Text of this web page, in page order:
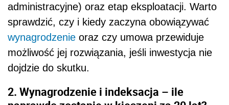
administracyjne) oraz etap eksploatacji. Warto
sprawdzić, czy i kiedy zaczyna obowiązywać
wynagrodzenie oraz czy umowa przewiduje
możliwość jej rozwiązania, jeśli inwestycja nie
dojdzie do skutku.
2. Wynagrodzenie i indeksacja – ile